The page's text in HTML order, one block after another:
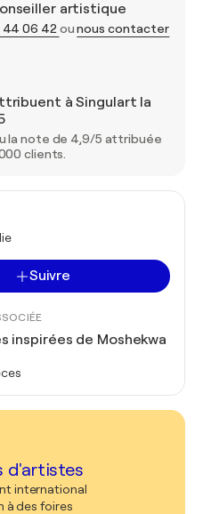
artistique
44 06 42 ounous contacter
à Singulart la
la note de 4,9/5 attribuée
clients.
Suivre
inspirées de Moshekwa
d'artistes
international
à des foires